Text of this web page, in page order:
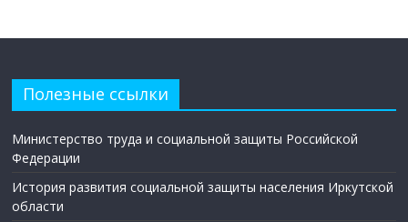
Полезные ссылки
Министерство труда и социальной защиты Российской
Федерации
История развития социальной защиты населения Иркутской
области